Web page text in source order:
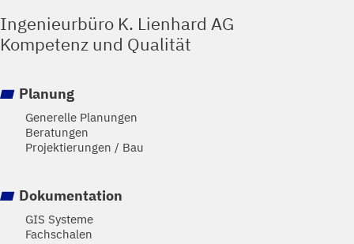
Ingenieurbüro K. Lienhard AG
Kompetenz und Qualität
Planung
Generelle Planungen
Beratungen
Projektierungen / Bau
Dokumentation
GIS Systeme
Fachschalen